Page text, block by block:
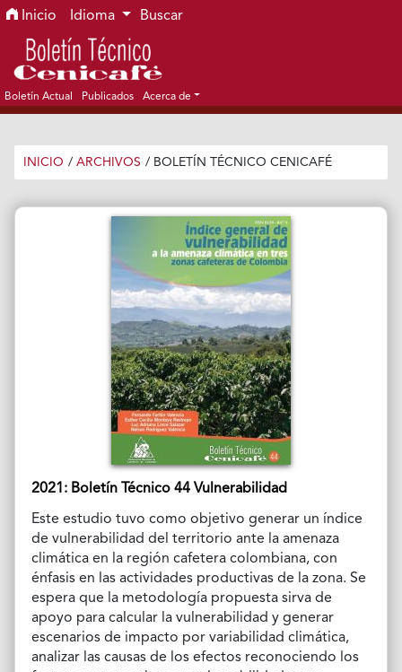
Ir al menú de navegación principal
Ir al contenido principal
Ir al pie de página del sitio
Inicio Idioma Buscar
Boletín Actual Publicados Acerca de
INICIO / ARCHIVOS / BOLETÍN TÉCNICO CENICAFÉ
2021: Boletín Técnico 44 Vulnerabilidad
Este estudio tuvo como objetivo generar un índice
de vulnerabilidad del territorio ante la amenaza
climática en la región cafetera colombiana, con
énfasis en las actividades productivas de la zona. Se
espera que la metodología propuesta sirva de
apoyo para calcular la vulnerabilidad y generar
escenarios de impacto por variabilidad climática,
analizar las causas de los efectos reconociendo los